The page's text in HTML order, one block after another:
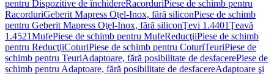
pentru Dispozitive de închidereRacorduriPiese de schimb pentru
RacorduriGeberit Mapress Oţel-Inox, fără siliconPiese de schimb
pentru Geberit Mapress Oţel-Inox, fără siliconŢevi 1.4401Ţeavă
1.4521MufePiese de schimb pentru MufeReducţiiPiese de schimb
pentru ReducţiiCoturiPiese de schimb pentru CoturiTeuriPiese de
schimb pentru TeuriAdaptoare, fără posibilitate de desfacerePiese de
schimb pentru Adaptoare, fără posibilitate de desfacereAdaptoare şi